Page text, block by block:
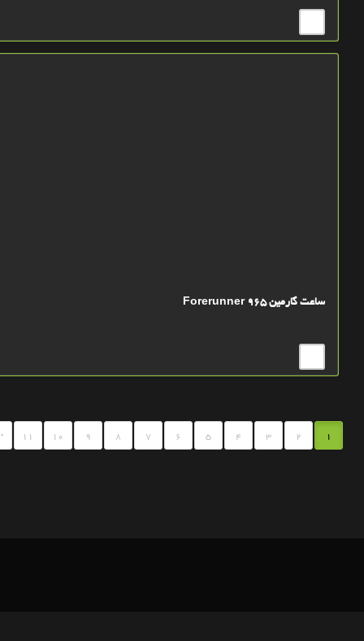
ساعت گارمین Forerunner 965
1
2
3
4
5
6
7
8
9
10
11